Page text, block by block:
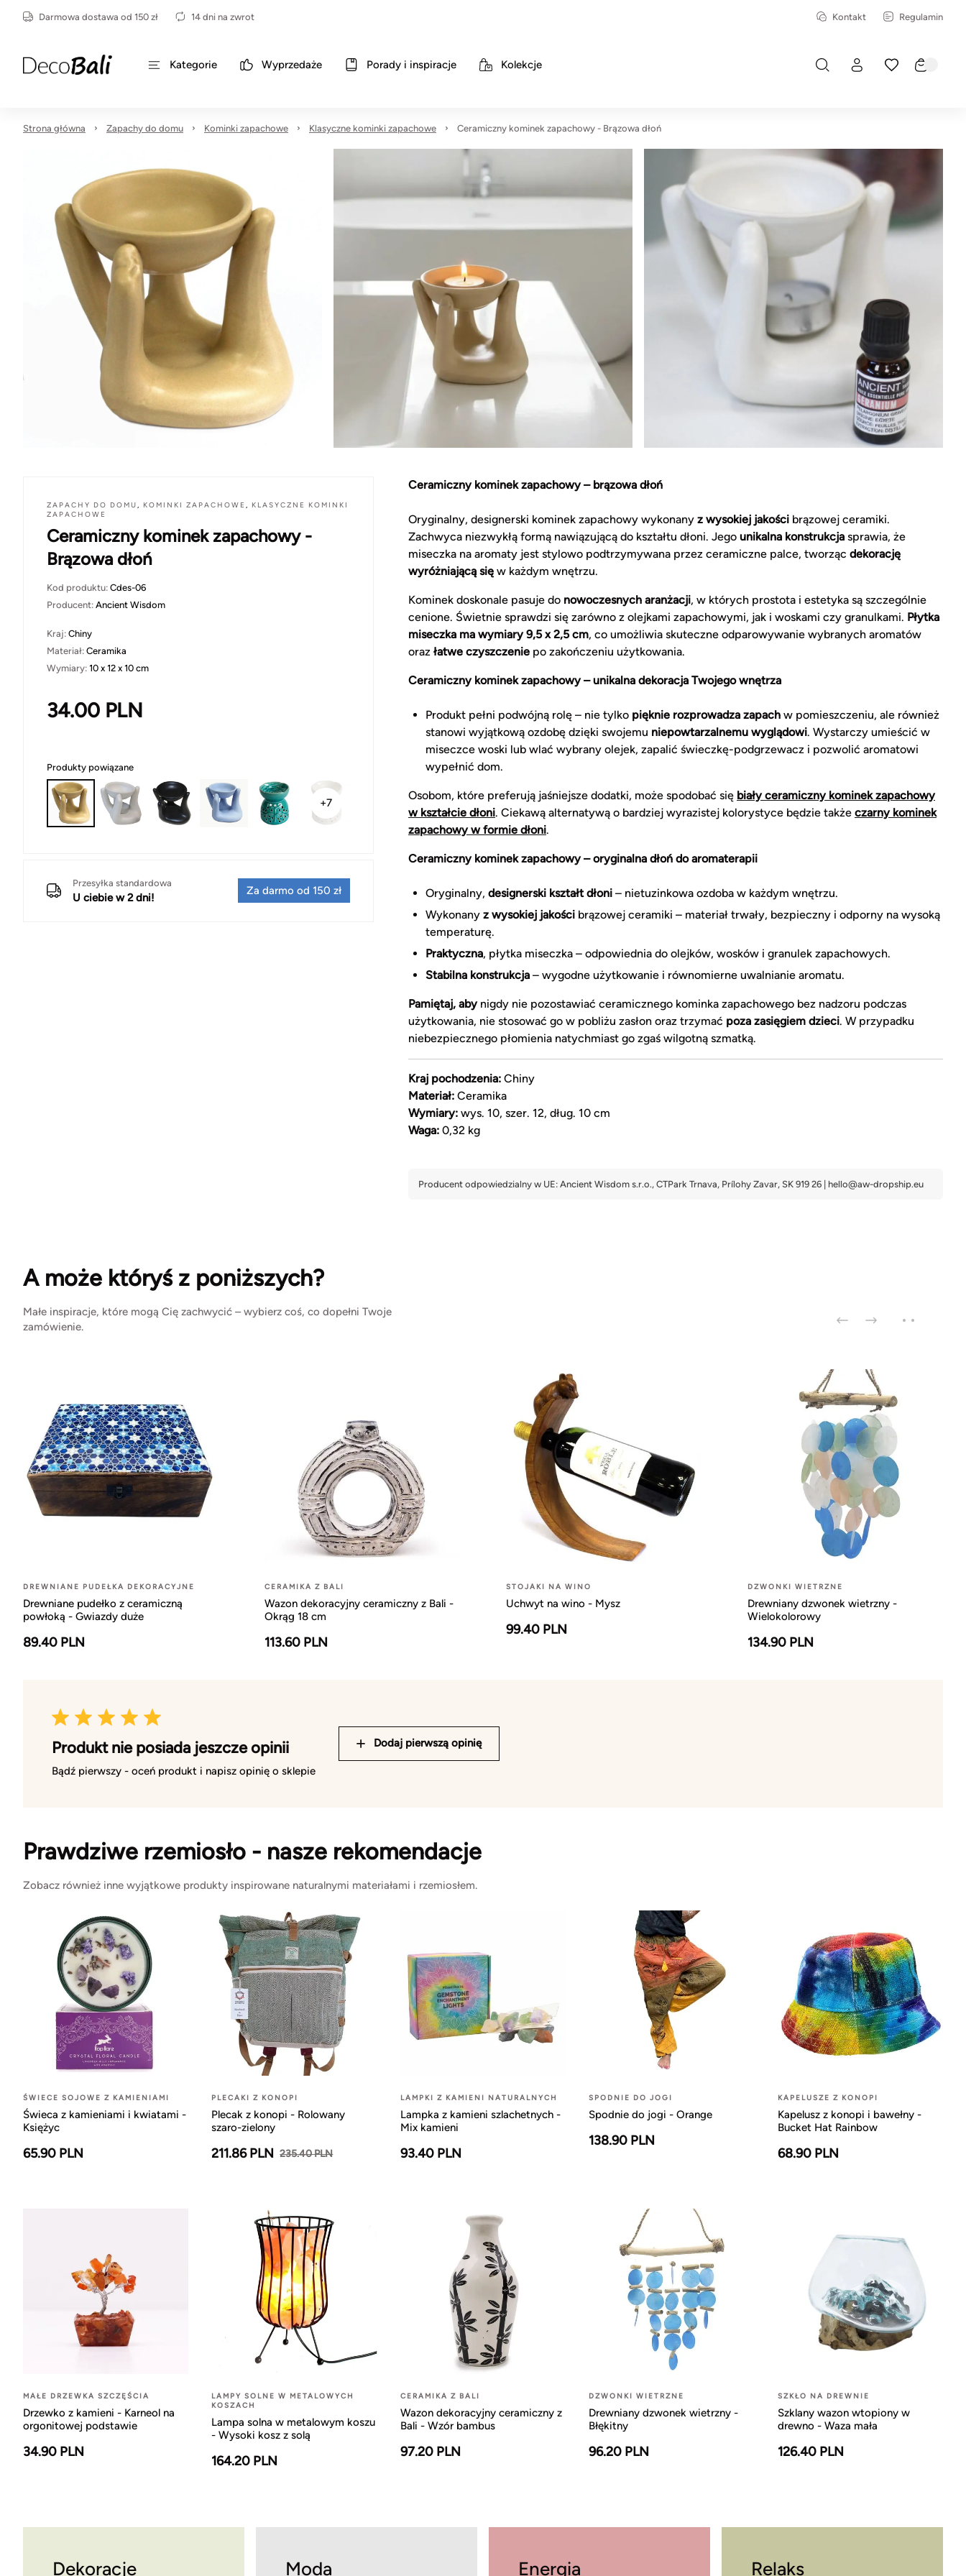
Darmowa dostawa od 150 zł 14 dni na zwrot Kontakt Regulamin
Kategorie Wyprzedaże Porady i inspiracje Kolekcje
Strona główna Zapachy do domu Kominki zapachowe Klasyczne kominki zapachowe Ceramiczny kominek zapachowy - Brązowa dłoń
ZAPACHY DO DOMU, KOMINKI ZAPACHOWE , KLASYCZNE KOMINKI
ZAPACHOWE
Ceramiczny kominek zapachowy -
Brązowa dłoń
Kod produktu: Cdes-06
Producent: Ancient Wisdom
Kraj: Chiny
Materiał: Ceramika
Wymiary: 10 x 12 x 10 cm
34.00 PLN
Produkty powiązane
+7
Przesyłka standardowa
U ciebie w 2 dni!
Za darmo od 150 zł
Ceramiczny kominek zapachowy – brązowa dłoń
Oryginalny, designerski kominek zapachowy wykonany z wysokiej jakości brązowej ceramiki.
Zachwyca niezwykłą formą nawiązującą do kształtu dłoni. Jego unikalna konstrukcja sprawia, że
miseczka na aromaty jest stylowo podtrzymywana przez ceramiczne palce, tworząc dekorację
wyróżniającą się w każdym wnętrzu.
Kominek doskonale pasuje do nowoczesnych aranżacji, w których prostota i estetyka są szczególnie
cenione. Świetnie sprawdzi się zarówno z olejkami zapachowymi, jak i woskami czy granulkami. Płytka
miseczka ma wymiary 9,5 x 2,5 cm, co umożliwia skuteczne odparowywanie wybranych aromatów
oraz łatwe czyszczenie po zakończeniu użytkowania.
Ceramiczny kominek zapachowy – unikalna dekoracja Twojego wnętrza
Produkt pełni podwójną rolę – nie tylko pięknie rozprowadza zapach w pomieszczeniu, ale również
stanowi wyjątkową ozdobę dzięki swojemu niepowtarzalnemu wyglądowi. Wystarczy umieścić w
miseczce woski lub wlać wybrany olejek, zapalić świeczkę-podgrzewacz i pozwolić aromatowi
wypełnić dom.
Osobom, które preferują jaśniejsze dodatki, może spodobać się biały ceramiczny kominek zapachowy
w kształcie dłoni. Ciekawą alternatywą o bardziej wyrazistej kolorystyce będzie także czarny kominek
zapachowy w formie dłoni.
Ceramiczny kominek zapachowy – oryginalna dłoń do aromaterapii
Oryginalny, designerski kształt dłoni – nietuzinkowa ozdoba w każdym wnętrzu.
Wykonany z wysokiej jakości brązowej ceramiki – materiał trwały, bezpieczny i odporny na wysoką
temperaturę.
Praktyczna, płytka miseczka – odpowiednia do olejków, wosków i granulek zapachowych.
Stabilna konstrukcja – wygodne użytkowanie i równomierne uwalnianie aromatu.
Pamiętaj, abynigdy nie pozostawiać ceramicznego kominka zapachowego bez nadzoru podczas
użytkowania, nie stosować go w pobliżu zasłon oraz trzymać poza zasięgiem dzieci. W przypadku
niebezpiecznego płomienia natychmiast go zgaś wilgotną szmatką.
Kraj pochodzenia: Chiny
Materiał: Ceramika
Wymiary: wys. 10, szer. 12, dług. 10 cm
Waga: 0,32 kg
A może któryś z poniższych?
Małe inspiracje, które mogą Cię zachwycić – wybierz coś, co dopełni Twoje
zamówienie.
DREWNIANE PUDEŁKA DEKORACYJNE
Drewniane pudełko z ceramiczną
powłoką - Gwiazdy duże
89.40 PLN
CERAMIKA Z BALI
Wazon dekoracyjny ceramiczny z Bali -
Okrąg 18 cm
113.60 PLN
STOJAKI NA WINO
Uchwyt na wino - Mysz
99.40 PLN
DZWONKI WIETRZNE
Drewniany dzwonek wietrzny -
Wielokolorowy
134.90 PLN
Produkt nie posiada jeszcze opinii
Bądź pierwszy - oceń produkt i napisz opinię o sklepie
Dodaj pierwszą opinię
Prawdziwe rzemiosło - nasze rekomendacje
Zobacz również inne wyjątkowe produkty inspirowane naturalnymi materiałami i rzemiosłem.
ŚWIECE SOJOWE Z KAMIENIAMI
Świeca z kamieniami i kwiatami -
Księżyc
65.90 PLN
PLECAKI Z KONOPI
Plecak z konopi - Rolowany
szaro-zielony
211.86 PLN 235.40 PLN
LAMPKI Z KAMIENI NATURALNYCH
Lampka z kamieni szlachetnych -
Mix kamieni
93.40 PLN
SPODNIE DO JOGI
Spodnie do jogi - Orange
138.90 PLN
KAPELUSZE Z KONOPI
Kapelusz z konopi i bawełny -
Bucket Hat Rainbow
68.90 PLN
MAŁE DRZEWKA SZCZĘŚCIA
Drzewko z kamieni - Karneol na
orgonitowej podstawie
34.90 PLN
LAMPY SOLNE W METALOWYCH
KOSZACH
Lampa solna w metalowym koszu
- Wysoki kosz z solą
164.20 PLN
CERAMIKA Z BALI
Wazon dekoracyjny ceramiczny z
Bali - Wzór bambus
97.20 PLN
DZWONKI WIETRZNE
Drewniany dzwonek wietrzny -
Błękitny
96.20 PLN
SZKŁO NA DREWNIE
Szklany wazon wtopiony w
drewno - Waza mała
126.40 PLN
Dekoracje Moda Energia Relaks